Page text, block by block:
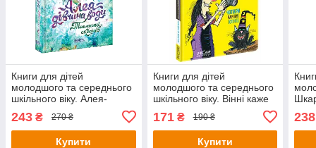
Книги для дітей
молодшого та середнього
шкільного віку. Алея-
243 ₴ 270 ₴
Купити
Книги для дітей
молодшого та середнього
шкільного віку. Вінні каже
171₴ 190 ₴
Купити